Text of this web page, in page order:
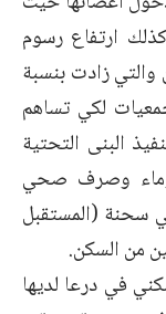
ارتفاع رسوم
زادت بنسبة
لكي تساهم
البنى التحتية
وماء وصرف صحي
(المستقبل
من السكن.
في درعا لديها